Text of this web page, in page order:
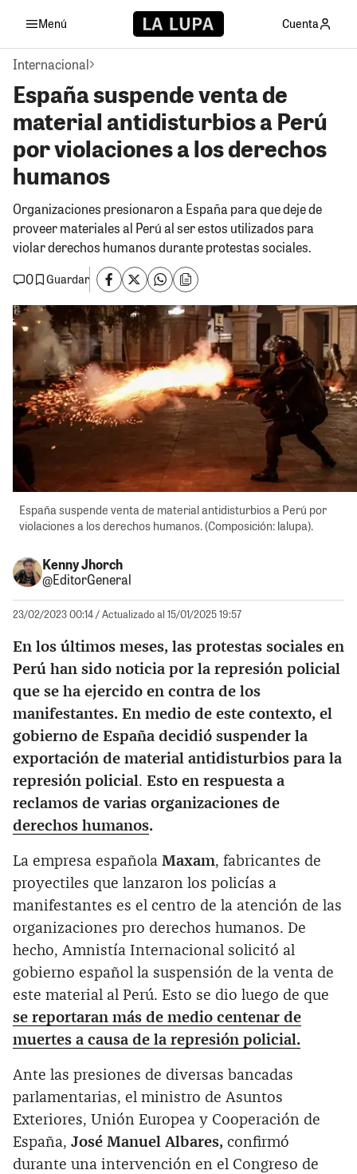
Menú Cuenta
Internacional
España suspende venta de
material antidisturbios a Perú
por violaciones a los derechos
humanos
Organizaciones presionaron a España para que deje de
proveer materiales al Perú al ser estos utilizados para
violar derechos humanos durante protestas sociales.
0
Guardar
España suspende venta de material antidisturbios a Perú por
violaciones a los derechos humanos. (Composición: lalupa).
Kenny Jhorch
@EditorGeneral
23/02/2023 00:14/ Actualizado al 15/01/2025 19:57
En los últimos meses, las protestas sociales en
Perú han sido noticia por la represión policial
que se ha ejercido en contra de los
manifestantes. En medio de este contexto, el
gobierno de España decidió suspender la
exportación de material antidisturbios para la
represión policial. Esto en respuesta a
reclamos de varias organizaciones de
derechos humanos.
La empresa española Maxam, fabricantes de
proyectiles que lanzaron los policías a
manifestantes es el centro de la atención de las
organizaciones pro derechos humanos. De
hecho, Amnistía Internacional solicitó al
gobierno español la suspensión de la venta de
este material al Perú. Esto se dio luego de que
se reportaran más de medio centenar de
muertes a causa de la represión policial.
Ante las presiones de diversas bancadas
parlamentarias, el ministro de Asuntos
Exteriores, Unión Europea y Cooperación de
España, José Manuel Albares, confirmó
durante una intervención en el Congreso de